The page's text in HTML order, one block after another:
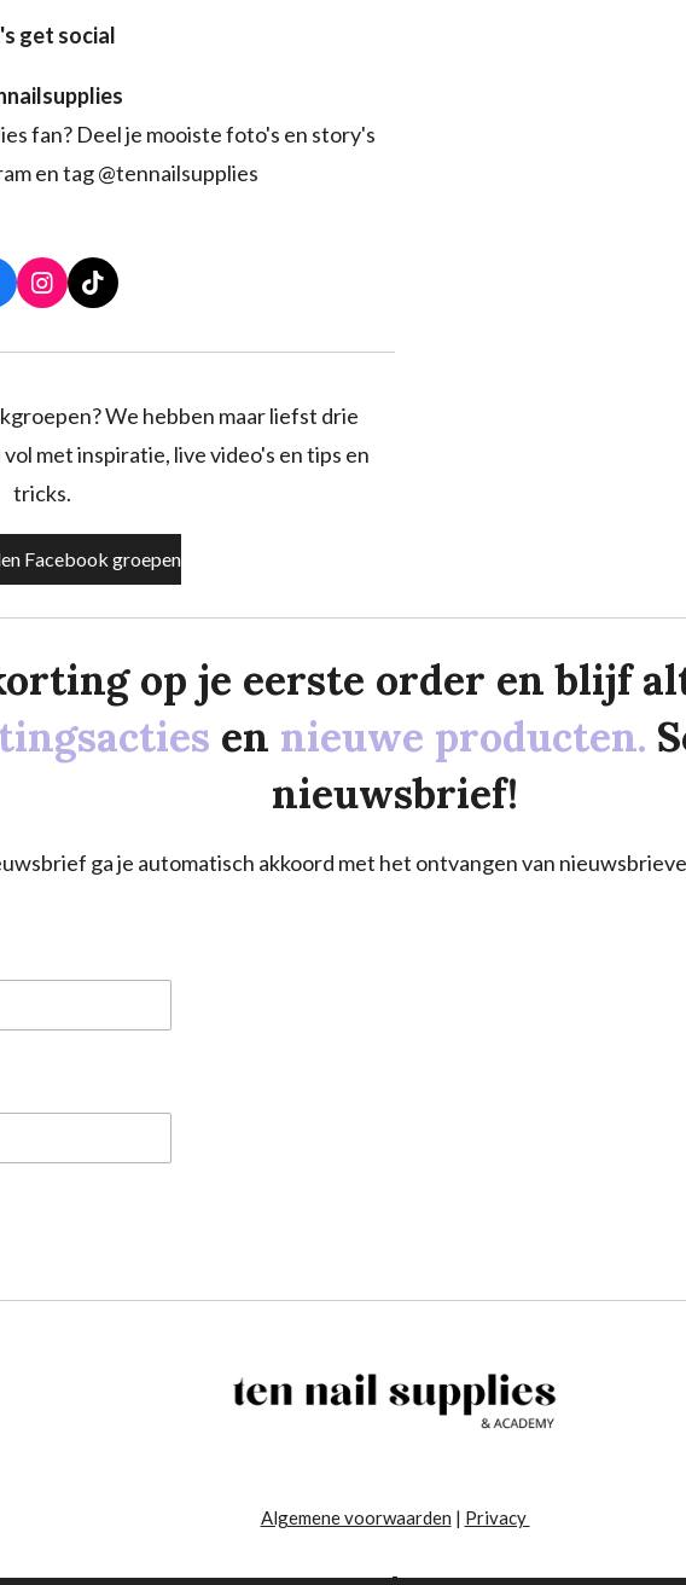
get social
fan? Deel je mooiste foto's en story's
en tag @tennailsupplies
I
n
t
r
a
T
i
T
k We hebben maar liefst drie
met inspiratie, live video's en tips en
tricks.
Facebook groepen
op je eerste order en blijf
en nieuwe producten.
nieuwsbrief!
ga je automatisch akkoord met het ontvangen van
Algemene voorwaarden | Privacy
-